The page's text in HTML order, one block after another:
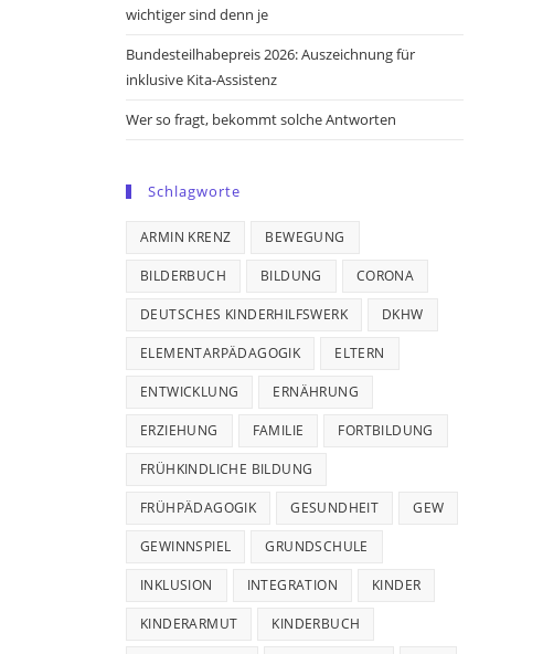
wichtiger sind denn je
Bundesteilhabepreis 2026: Auszeichnung für
inklusive Kita-Assistenz
Wer so fragt, bekommt solche Antworten
Schlagworte
ARMIN KRENZ BEWEGUNG
BILDERBUCH BILDUNG CORONA
DEUTSCHES KINDERHILFSWERK DKHW
ELEMENTARPÄDAGOGIK ELTERN
ENTWICKLUNG ERNÄHRUNG
ERZIEHUNG FAMILIE FORTBILDUNG
FRÜHKINDLICHE BILDUNG
FRÜHPÄDAGOGIK GESUNDHEIT GEW
GEWINNSPIEL GRUNDSCHULE
INKLUSION INTEGRATION KINDER
KINDERARMUT KINDERBUCH